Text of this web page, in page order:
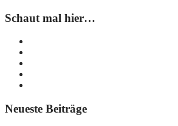
Schaut mal hier…
Neueste Beiträge